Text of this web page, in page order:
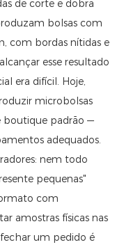
de corte e dobra
bolsas com
com bordas nítidas e
esse resultado
era difícil. Hoje,
microbolsas
boutique padrão —
adequados.
nem todo
pequenas"
com
amostras físicas nas
fechar um pedido é